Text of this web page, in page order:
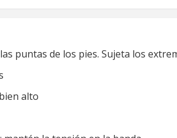
puntas de los pies. Sujeta los
alto